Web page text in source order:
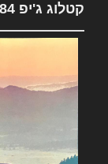
קטלוג ג'יפ 1984